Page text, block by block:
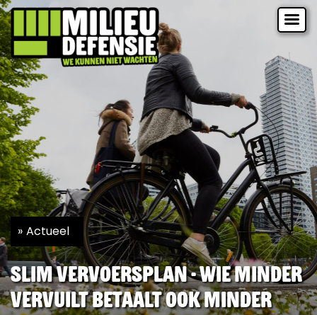
Actueel
Slim vervoersplan - wie minder
vervuilt betaalt ook minder